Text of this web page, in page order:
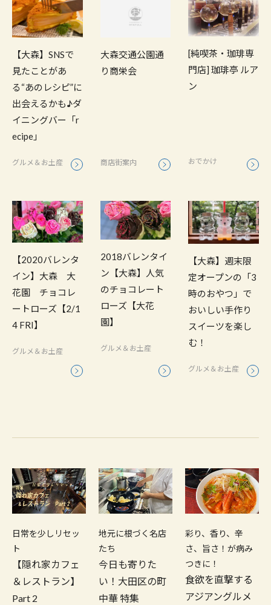
【大森】SNSで
見たことがあ
る“あのレシピ”に
出会えるかも♪ダ
イニングバー「r
ecipe」
グルメ＆お土産
大森交通公園通
り商栄会
商店街案内
[純喫茶・珈琲専
門店] 珈琲亭 ルア
ン
おでかけ
【2020バレンタ
イン】大森 大
花園 チョコレ
ートローズ【2/1
4 FRI】
グルメ＆お土産
2018バレンタイ
ン【大森】人気
のチョコレート
ローズ【大花
園】
グルメ＆お土産
【大森】週末限
定オープンの「3
時のおやつ」で
おいしい手作り
スイーツを楽し
む！
グルメ＆お土産
日常を少しリセッ
ト
【隠れ家カフェ
＆レストラン】
Part 2
地元に根づく名店
たち
今日も寄りた
い！大田区の町
中華 特集
彩り、香り、辛
さ、旨さ！が病み
つきに！
食欲を直撃する
アジアングルメ